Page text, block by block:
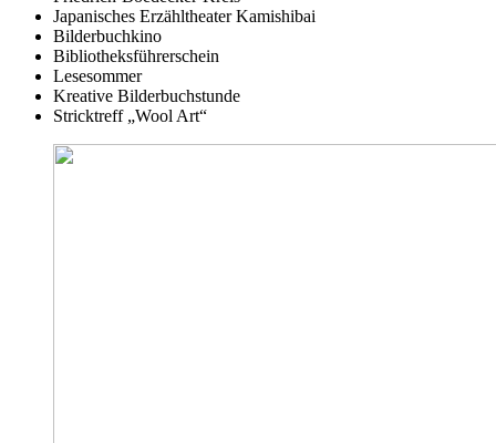
Japanisches Erzähltheater Kamishibai
Bilderbuchkino
Bibliotheksführerschein
Lesesommer
Kreative Bilderbuchstunde
Stricktreff „Wool Art“